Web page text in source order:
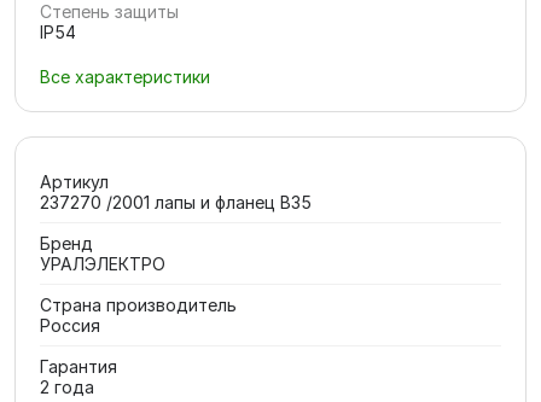
Степень защиты
IP54
Все характеристики
Артикул
237270 /2001 лапы и фланец В35
Бренд
УРАЛЭЛЕКТРО
Страна производитель
Россия
Гарантия
2 года